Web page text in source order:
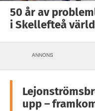
50 år av
i Skellefteå
ANNONS
upp –